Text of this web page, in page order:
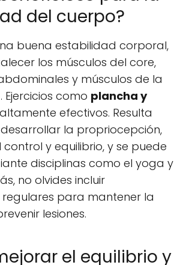
del cuerpo?
buena estabilidad corporal,
los músculos del core,
y músculos de la
como plancha y
efectivos. Resulta
la propriocepción,
y equilibrio, y se puede
disciplinas como el yoga y
no olvides incluir
para mantener la
lesiones.
el equilibrio y